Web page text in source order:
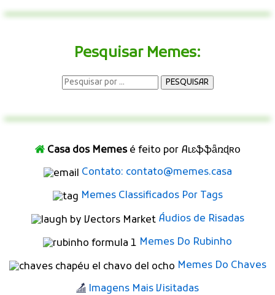
Pesquisar Memes:
Casa dos Memesé feito por Aʟɛֆֆǟռɖʀօ
Contato: contato@memes.casa
Memes Classificados Por Tags
Áudios de Risadas
Memes Do Rubinho
Memes Do Chaves
Imagens Mais Visitadas